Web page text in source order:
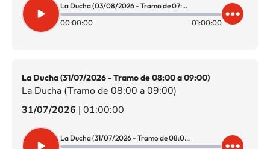
La Ducha (03/08/2026 - Tramo de 07:00 a 08:00)
00:00:00
01:00:00
La Ducha (31/07/2026 - Tramo de 08:00 a 09:00)
La Ducha (Tramo de 08:00 a 09:00)
31/07/2026 | 01:00:00
La Ducha (31/07/2026 - Tramo de 08:00 a 09:00)